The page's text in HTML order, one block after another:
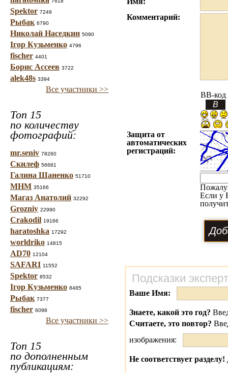
Spektor 7249
Рыбак 6790
Николай Наседкин 5090
Ігор Кузьменко 4796
fischer 4401
Борис Ассеев 3722
alek48s 3394
Все участники >>
Топ 15
по количеству
фотографий:
mr.seniv 78260
Скилеф 56681
Галина Шаненко 51710
МНМ 35166
Магаз Анатолий 32292
Grozniy 22990
Crakodil 19166
haratoshka 17292
worldriko 14815
AD70 12104
SAFARI 11552
Spektor 8532
Ігор Кузьменко 8485
Рыбак 7377
fischer 6098
Все участники >>
Топ 15
по дополненным
публикациям:
Комментарий:
BB-код
Защита от
автоматических
регистраций:
Если у
Подсказки
Ваше Имя:
Знаете, какой это год?
Считаете, это повтор?
изображения:
Не соответствует разделу!